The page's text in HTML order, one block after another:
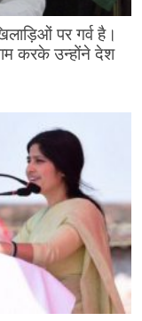
पर गर्व है।
करके उन्होंने देश